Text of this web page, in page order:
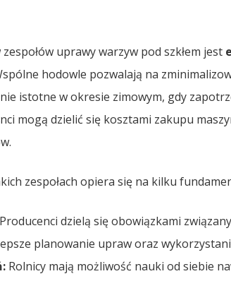
uprawy warzyw pod szkłem jest
hodowle pozwalają na
istotne w okresie zimowym, gdy
mogą dzielić się kosztami zakupu
zespołach opiera się na kilku
dzielą się obowiązkami
planowanie upraw oraz
Rolnicy mają możliwość nauki od siebie